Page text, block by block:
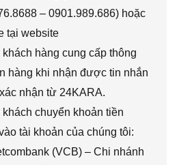
– 0901.989.686) hoặc
tại website
hàng cung cấp thông
hàng khi nhận được tin nhắn
nhận từ 24KARA.
chuyển khoản tiền
tài khoản của chúng tôi:
(VCB) – Chi nhánh